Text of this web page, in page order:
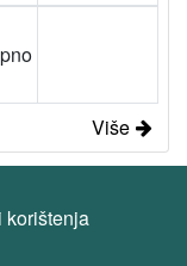
Više
korištenja